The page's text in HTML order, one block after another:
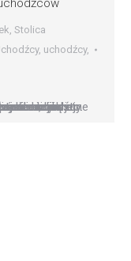
, Stolica
, uchodźcy,
marca na zakończenie posiedzenia jej Rady Plenarnej. Obradowała ona w Rzymie od…